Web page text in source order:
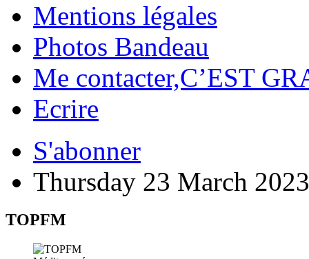
Mentions légales
Photos Bandeau
Me contacter,C’EST
Ecrire
S'abonner
Thursday 23 March 2023
TOPFM